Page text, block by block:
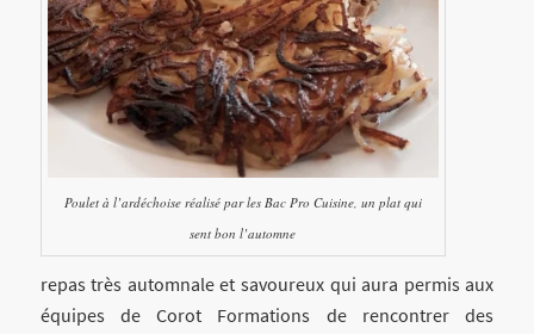
Poulet à l’ardéchoise réalisé par les Bac Pro Cuisine, un plat qui
sent bon l’automne
repas très automnale et savoureux qui aura permis aux
équipes de Corot Formations de rencontrer des